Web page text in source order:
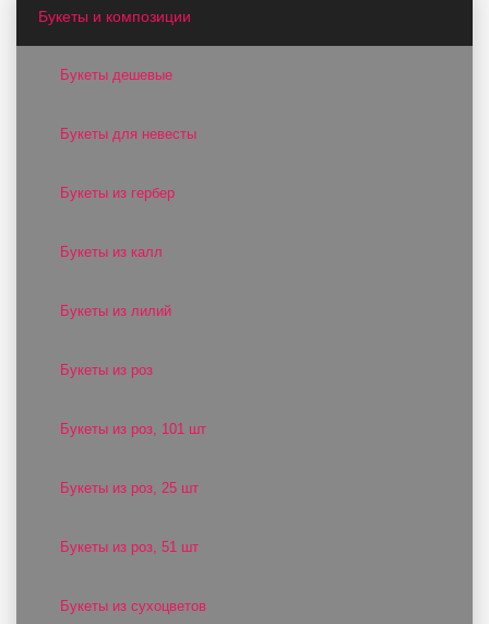
Букеты и композиции
Букеты дешевые
Букеты для невесты
Букеты из гербер
Букеты из калл
Букеты из лилий
Букеты из роз
Букеты из роз, 101 шт
Букеты из роз, 25 шт
Букеты из роз, 51 шт
Букеты из сухоцветов